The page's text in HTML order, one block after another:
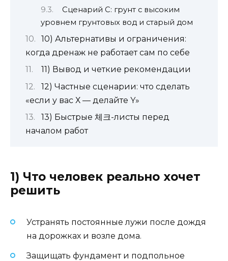
Сценарий C: грунт с высоким
уровнем грунтовых вод и старый дом
10) Альтернативы и ограничения:
когда дренаж не работает сам по себе
11) Вывод и четкие рекомендации
12) Частные сценарии: что сделать
«если у вас Х — делайте Y»
13) Быстрые 체크-листы перед
началом работ
1) Что человек реально хочет
решить
Устранять постоянные лужи после дождя
на дорожках и возле дома.
Защищать фундамент и подпольное